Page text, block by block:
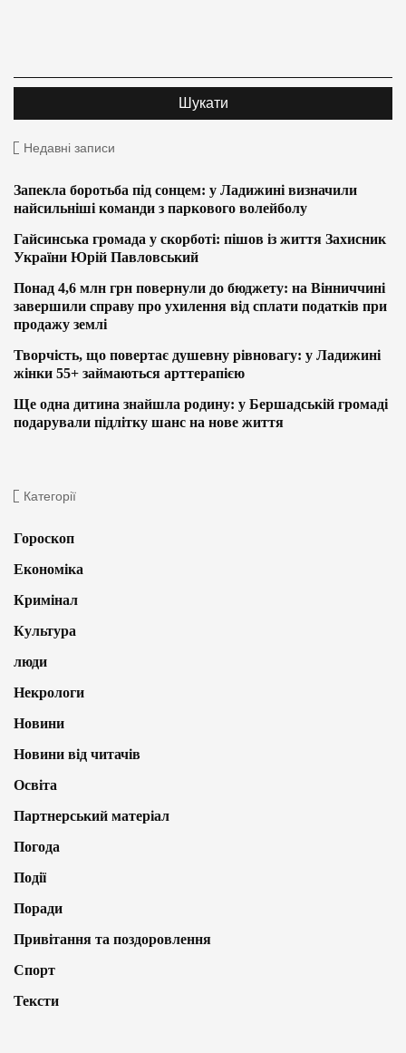
Недавні записи
Запекла боротьба під сонцем: у Ладижині визначили
найсильніші команди з паркового волейболу
Гайсинська громада у скорботі: пішов із життя Захисник
України Юрій Павловський
Понад 4,6 млн грн повернули до бюджету: на Вінниччині
завершили справу про ухилення від сплати податків при
продажу землі
Творчість, що повертає душевну рівновагу: у Ладижині
жінки 55+ займаються арттерапією
Ще одна дитина знайшла родину: у Бершадській громаді
подарували підлітку шанс на нове життя
Категорії
Гороскоп
Економіка
Кримінал
Культура
люди
Некрологи
Новини
Новини від читачів
Освіта
Партнерський матеріал
Погода
Події
Поради
Привітання та поздоровлення
Спорт
Тексти